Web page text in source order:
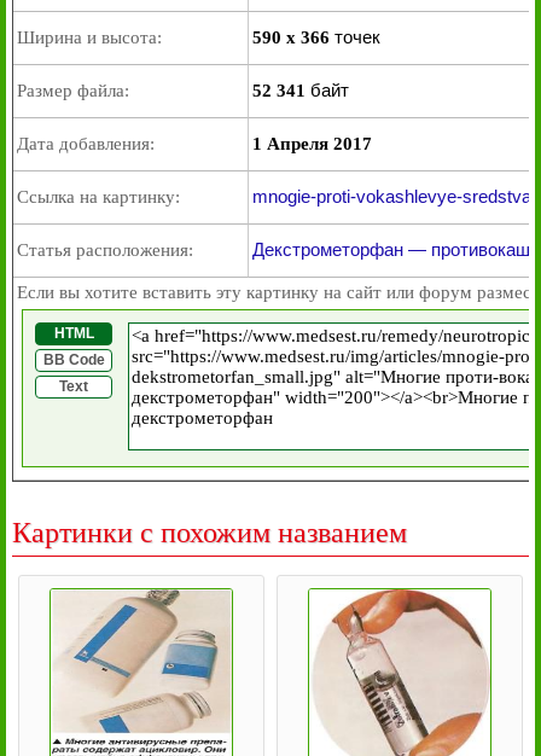
Ширина и высота: 590 x 366 точек
Размер файла: 52 341 байт
Дата добавления: 1 Апреля 2017
Ссылка на картинку: mnogie-proti-vokashlevye-
Статья расположения: Декстрометорфан —
Если вы хотите вставить эту картинку на сайт или форум
HTML
BB Code
Text
Картинки с похожим названием